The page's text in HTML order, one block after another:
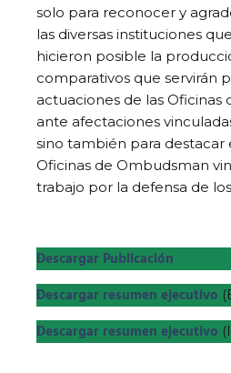
solo para reconocer y
las diversas instituciones
hicieron posible la
comparativos que servirán
actuaciones de las Oficinas
ante afectaciones
sino también para destacar
Oficinas de Ombudsman
trabajo por la defensa de
Descargar Publicación
Descargar resumen ejecutivo
Descargar resumen ejecutivo